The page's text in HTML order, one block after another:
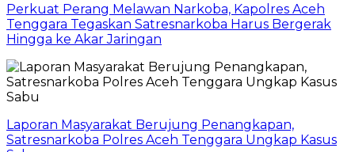
Perkuat Perang Melawan Narkoba, Kapolres Aceh
Tenggara Tegaskan Satresnarkoba Harus Bergerak
Hingga ke Akar Jaringan
Laporan Masyarakat Berujung Penangkapan,
Satresnarkoba Polres Aceh Tenggara Ungkap Kasus